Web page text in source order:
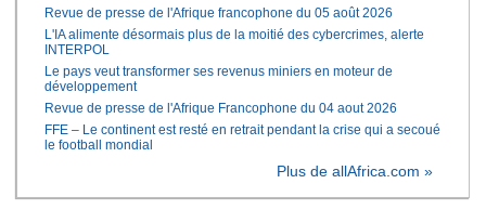
Revue de presse de l'Afrique francophone du 05 août 2026
L'IA alimente désormais plus de la moitié des cybercrimes, alerte
INTERPOL
Le pays veut transformer ses revenus miniers en moteur de
développement
Revue de presse de l'Afrique Francophone du 04 aout 2026
FFE – Le continent est resté en retrait pendant la crise qui a secoué
le football mondial
Plus de allAfrica.com »